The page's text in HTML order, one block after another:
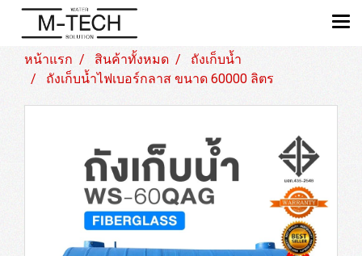
หน้าแรก สินค้าทั้งหมด
ถังเก็บน้ำ
ถังเก็บน้ำไฟเบอร์กลาส ขนาด 60000 ลิตร